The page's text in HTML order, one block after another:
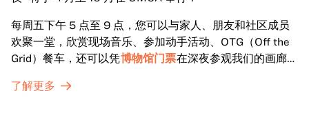
每周五下午 5 点至 9 点，您可以与家人、朋友和社区成员
欢聚一堂，欣赏现场音乐、参加动手活动、OTG（Off the
Grid）餐车，还可以凭博物馆门票在深夜参观我们的画廊和
了解更多